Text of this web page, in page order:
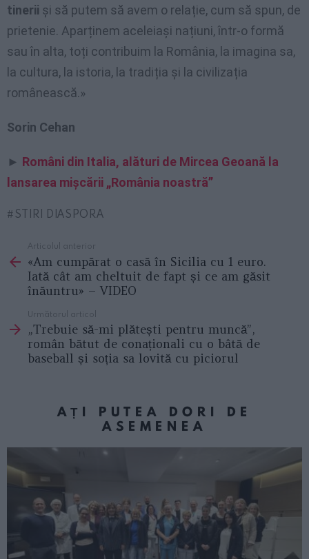
tinerii și să putem să avem o relație, cum să spun, de
prietenie. Aparținem aceleiași națiuni, într-o formă
sau în alta, toți contribuim la România, la imagina sa,
la cultura, la istoria, la tradiția și la civilizația
românească.»
Sorin Cehan
► Români din Italia, alături de Mircea Geoană la
lansarea mişcării „România noastră”
STIRI DIASPORA
more
Articolul anterior
«Am cumpărat o casă în Sicilia cu 1 euro.
Iată cât am cheltuit de fapt și ce am găsit
înăuntru» – VIDEO
Următorul articol
„Trebuie să-mi plătești pentru muncă”,
român bătut de conaționali cu o bâtă de
baseball și soția sa lovită cu piciorul
AȚI PUTEA DORI DE
ASEMENEA